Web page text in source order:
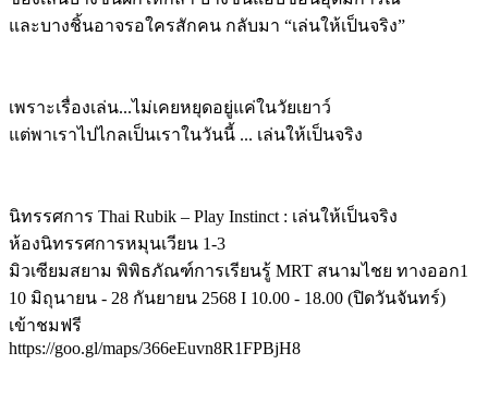
ของเล่นบางชิ้นฝึกให้กล้า บางชิ้นแอบซ่อนอุดมการณ์
เพราะเรื่องเล่น...ไม่เคยหยุดอยู่แค่ในวัยเยาว์
นิทรรศการ Thai Rubik – Play Instinct : เล่นให้เป็นจริง
ห้องนิทรรศการหมุนเวียน 1-3
มิวเซียมสยาม พิพิธภัณฑ์การเรียนรู้ MRT สนามไชย ทางออก1
10 มิถุนายน - 28 กันยายน 2568 I 10.00 - 18.00 (ปิดวันจันทร์)
เข้าชมฟรี